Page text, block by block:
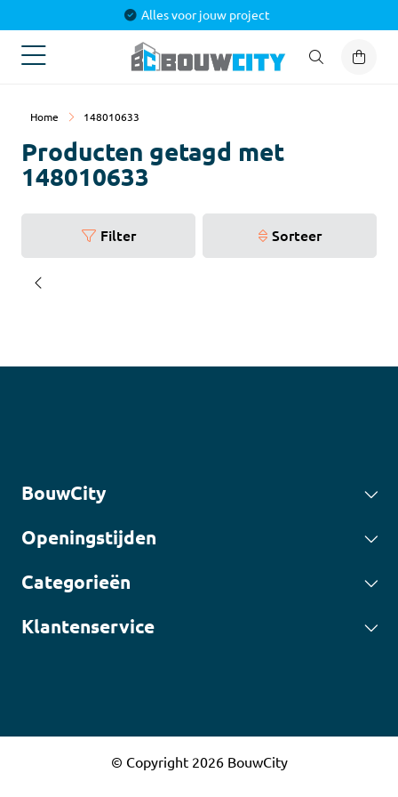
Alles voor jouw project
Home 148010633
Producten getagd met
148010633
Filter Sorteer
BouwCity
Openingstijden
Categorieën
Klantenservice
© Copyright 2026 BouwCity